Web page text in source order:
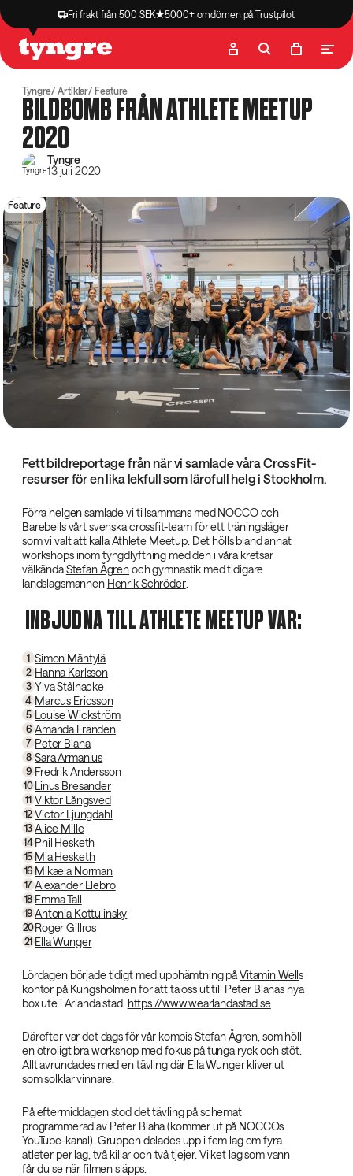
Fri frakt från 500 SEK 5000+ omdömen på Trustpilot
Butik Recept
Tyngre Artiklar Feature
BILDBOMB FRÅN ATHLETE MEETUP
2020
Tyngre
13 juli 2020
Feature
Fett bildreportage från när vi samlade våra CrossFit-
resurser för en lika lekfull som lärofull helg i Stockholm.
Förra helgen samlade vi tillsammans medNOCCOoch
Barebellsvårt svenskacrossfit-teamför ett träningsläger
som vi valt att kalla Athlete Meetup. Det hölls bland annat
workshops inom tyngdlyftning med den i våra kretsar
välkändaStefan Ågrenoch gymnastik med tidigare
landslagsmannen Henrik Schröder.
INBJUDNA TILL ATHLETE MEETUP VAR:
1 Simon Mäntylä
2 Hanna Karlsson
3 Ylva Stålnacke
4 Marcus Ericsson
5 Louise Wickström
6 Amanda Fränden
7 Peter Blaha
8 Sara Armanius
9 Fredrik Andersson
10 Linus Bresander
11 Viktor Långsved
12 Victor Ljungdahl
13 Alice Mille
14 Phil Hesketh
15 Mia Hesketh
16 Mikaela Norman
17 Alexander Elebro
18 Emma Tall
19 Antonia Kottulinsky
20Roger Gillros
21 Ella Wunger
Lördagen började tidigt med upphämtning påVitamin Wells
kontor på Kungsholmen för att ta oss ut till Peter Blahas nya
box ute i Arlanda stad: https://www.wearlandastad.se
Därefter var det dags för vår kompis Stefan Ågren, som höll
en otroligt bra workshop med fokus på tunga ryck och stöt.
Allt avrundades med en tävling där Ella Wunger kliver ut
som solklar vinnare.
På eftermiddagen stod det tävling på schemat
programmerad av Peter Blaha (kommer ut på NOCCOs
YouTube-kanal). Gruppen delades upp i fem lag om fyra
atleter per lag, två killar och två tjejer. Vilket lag som vann
får du se när filmen släpps.